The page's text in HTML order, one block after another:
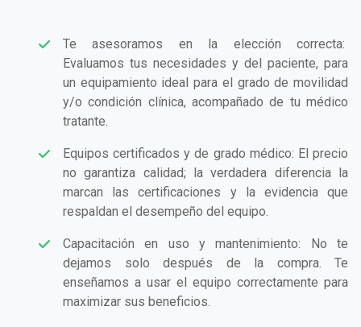
Te asesoramos en la elección correcta:
Evaluamos tus necesidades y del paciente, para
un equipamiento ideal para el grado de movilidad
y/o condición clínica, acompañado de tu médico
tratante.
Equipos certificados y de grado médico: El precio
no garantiza calidad; la verdadera diferencia la
marcan las certificaciones y la evidencia que
respaldan el desempeño del equipo.
Capacitación en uso y mantenimiento: No te
dejamos solo después de la compra. Te
enseñamos a usar el equipo correctamente para
maximizar sus beneficios.